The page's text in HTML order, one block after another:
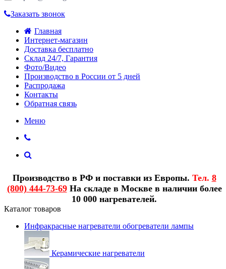
Заказать звонок
Главная
Интернет-магазин
Доставка бесплатно
Склад 24/7, Гарантия
Фото/Видео
Производство в России от 5 дней
Распродажа
Контакты
Обратная связь
Меню
Производство в РФ и поставки из Европы. Тел. 8
(800) 444-73-69На складе в Москве в наличии более
10 000 нагревателей.
Каталог товаров
Инфракрасные нагреватели обогреватели лампы
Керамические нагреватели